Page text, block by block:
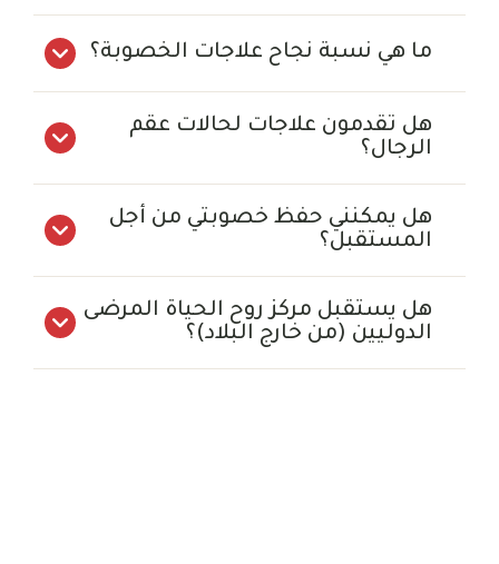
ما هي نسبة نجاح علاجات الخصوبة؟
هل تقدمون علاجات لحالات عقم
الرجال؟
هل يمكنني حفظ خصوبتي من أجل
المستقبل؟
هل يستقبل مركز روح الحياة المرضى
الدوليين (من خارج البلاد)؟